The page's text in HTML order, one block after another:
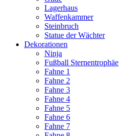
Lagerhaus
Waffenkammer
Steinbruch
Statue der Wächter
Dekorationen
Ninja
Fußball Sternentrophäe
Fahne 1
Fahne 2
Fahne 3
Fahne 4
Fahne 5
Fahne 6
Fahne 7